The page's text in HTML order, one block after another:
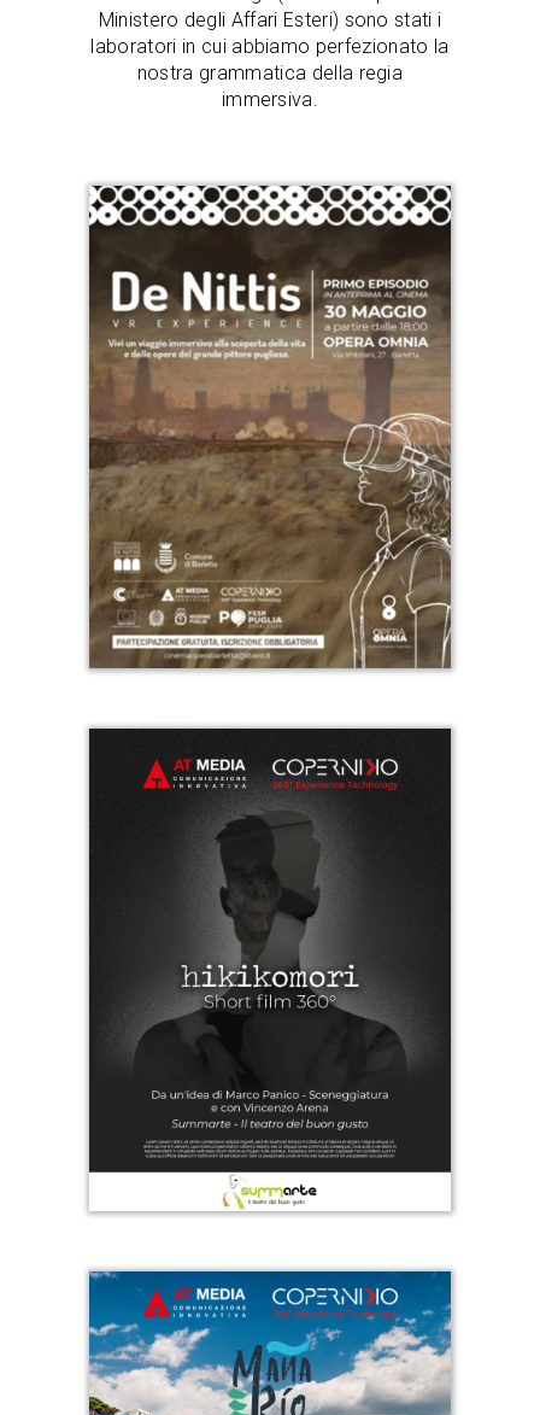
Ministero degli Affari Esteri) sono stati i
laboratori in cui abbiamo perfezionato la
nostra grammatica della regia
immersiva.